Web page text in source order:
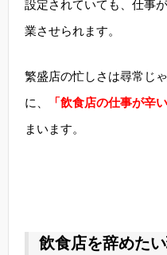
設定されていても、仕事
業させられます。
繁盛店の忙しさは尋常じ
に、
「飲食店の仕事が辛
まいます。
飲食店を辞めた